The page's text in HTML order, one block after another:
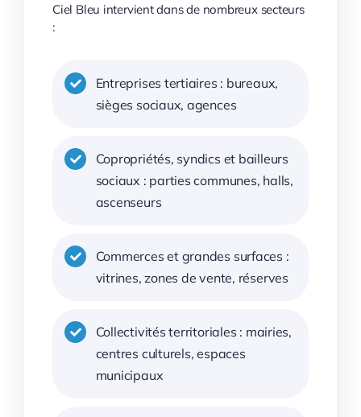
Ciel Bleu intervient dans de nombreux secteurs
:
Entreprises tertiaires : bureaux,
sièges sociaux, agences
Copropriétés, syndics et bailleurs
sociaux : parties communes, halls,
ascenseurs
Commerces et grandes surfaces :
vitrines, zones de vente, réserves
Collectivités territoriales : mairies,
centres culturels, espaces
municipaux